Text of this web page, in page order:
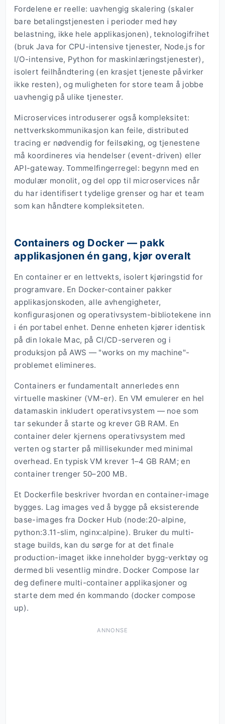
Fordelene er reelle: uavhengig skalering (skaler
bare betalingstjenesten i perioder med høy
belastning, ikke hele applikasjonen), teknologifrihet
(bruk Java for CPU-intensive tjenester, Node.js for
I/O-intensive, Python for maskinlæringstjenester),
isolert feilhåndtering (en krasjet tjeneste påvirker
ikke resten), og muligheten for store team å jobbe
uavhengig på ulike tjenester.
Microservices introduserer også kompleksitet:
nettverkskommunikasjon kan feile, distributed
tracing er nødvendig for feilsøking, og tjenestene
må koordineres via hendelser (event-driven) eller
API-gateway. Tommelfingerregel: begynn med en
modulær monolit, og del opp til microservices når
du har identifisert tydelige grenser og har et team
som kan håndtere kompleksiteten.
Containers og Docker — pakk
applikasjonen én gang, kjør overalt
En container er en lettvekts, isolert kjøringstid for
programvare. En Docker-container pakker
applikasjonskoden, alle avhengigheter,
konfigurasjonen og operativsystem-bibliotekene inn
i én portabel enhet. Denne enheten kjører identisk
på din lokale Mac, på CI/CD-serveren og i
produksjon på AWS — "works on my machine"-
problemet elimineres.
Containers er fundamentalt annerledes enn
virtuelle maskiner (VM-er). En VM emulerer en hel
datamaskin inkludert operativsystem — noe som
tar sekunder å starte og krever GB RAM. En
container deler kjernens operativsystem med
verten og starter på millisekunder med minimal
overhead. En typisk VM krever 1–4 GB RAM; en
container trenger 50–200 MB.
Et Dockerfile beskriver hvordan en container-image
bygges. Lag images ved å bygge på eksisterende
base-images fra Docker Hub (node:20-alpine,
python:3.11-slim, nginx:alpine). Bruker du multi-
stage builds, kan du sørge for at det finale
production-imaget ikke inneholder bygg-verktøy og
dermed bli vesentlig mindre. Docker Compose lar
deg definere multi-container applikasjoner og
starte dem med én kommando (docker compose
up).
ANNONSE